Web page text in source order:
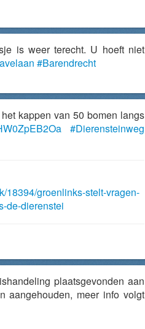
is weer terecht. U hoeft niet
#Barendrecht
kappen van 50 bomen langs
#Dierensteinweg
18394/groenlinks-stelt-vragen-
de-dierenstei
plaatsgevonden aan
aangehouden, meer info volgt